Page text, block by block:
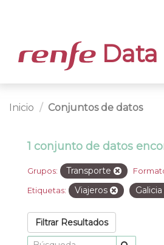
Data
Inicio Conjuntos de datos
1 conjunto de datos
Grupos: Transporte
Etiquetas: Viajeros Galicia
Filtrar Resultados